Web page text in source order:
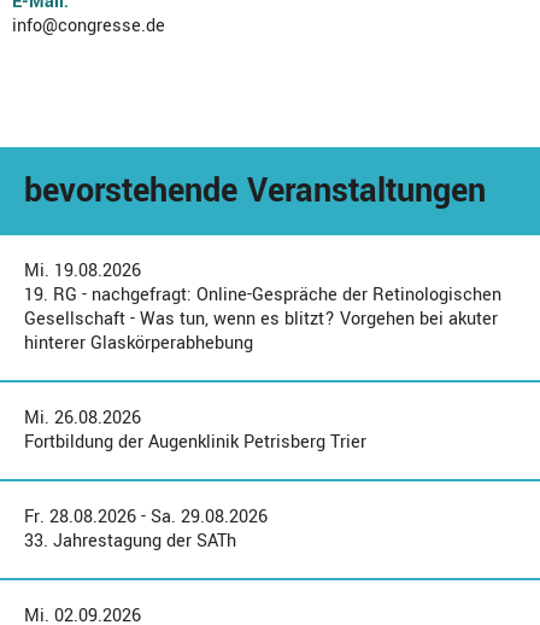
info@congresse.de
bevorstehende Veranstaltungen
Mi. 19.08.2026
19. RG - nachgefragt: Online-Gespräche der Retinologischen
Gesellschaft - Was tun, wenn es blitzt? Vorgehen bei akuter
hinterer Glaskörperabhebung
Mi. 26.08.2026
Fortbildung der Augenklinik Petrisberg Trier
Fr. 28.08.2026 - Sa. 29.08.2026
33. Jahrestagung der SATh
Mi. 02.09.2026